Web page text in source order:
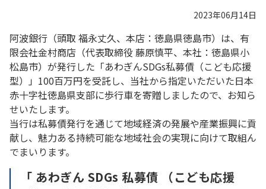
2023年06月14日
阿波銀行（頭取 福永丈久、本店：徳島県徳島市）は、有
限会社金村商店（代表取締役 藤原慎平、本社：徳島県小
松島市）が発行した「あわぎんSDGs私募債（こども応援
型）」100百万円を受託し、当社から指定いただいた日本
赤十字社徳島県支部に歩行車を寄贈しましたので、お知ら
せいたします。
当行は私募債発行を通じて地域経済の発展や産業振興に貢
献し、魅力ある持続可能な地域社会の実現に向けて取組ん
でまいります。
「 あわぎん SDGs 私募債 （こども応援